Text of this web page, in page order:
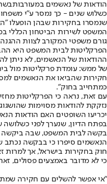
הודאות של נאשמים במעורבות
כשלוש שנים - כך נמסר ע"י
שנמסרו בחקירות שבהן הופעלו
המשפט לשירות הביטחון הכללי
גורם משפטי המקורב לצוות
הפרקליטות לבית המשפט היא
ההודאות של הנאשמים, לא ניתן
של ממש: עומדת פרקליטות מול
חקירות שהביאו את הנאשמים
כמתחייב בחוק".
עם זאת, נראה כי הפרקליטות
נזקקת להודאות מסוימות שהושגו
יכריעו השופטים האם הודאות
בפתח הדיון, שנערך לפני
בקשה לבית המשפט, שבה ביקשה
הנאשמים סיפרו כי בבקשה נכתב
חוק בחקירות בישראל, אך
כי לא מדובר באמצעים פסולים,
"אי אפשר להשלים עם חקירה